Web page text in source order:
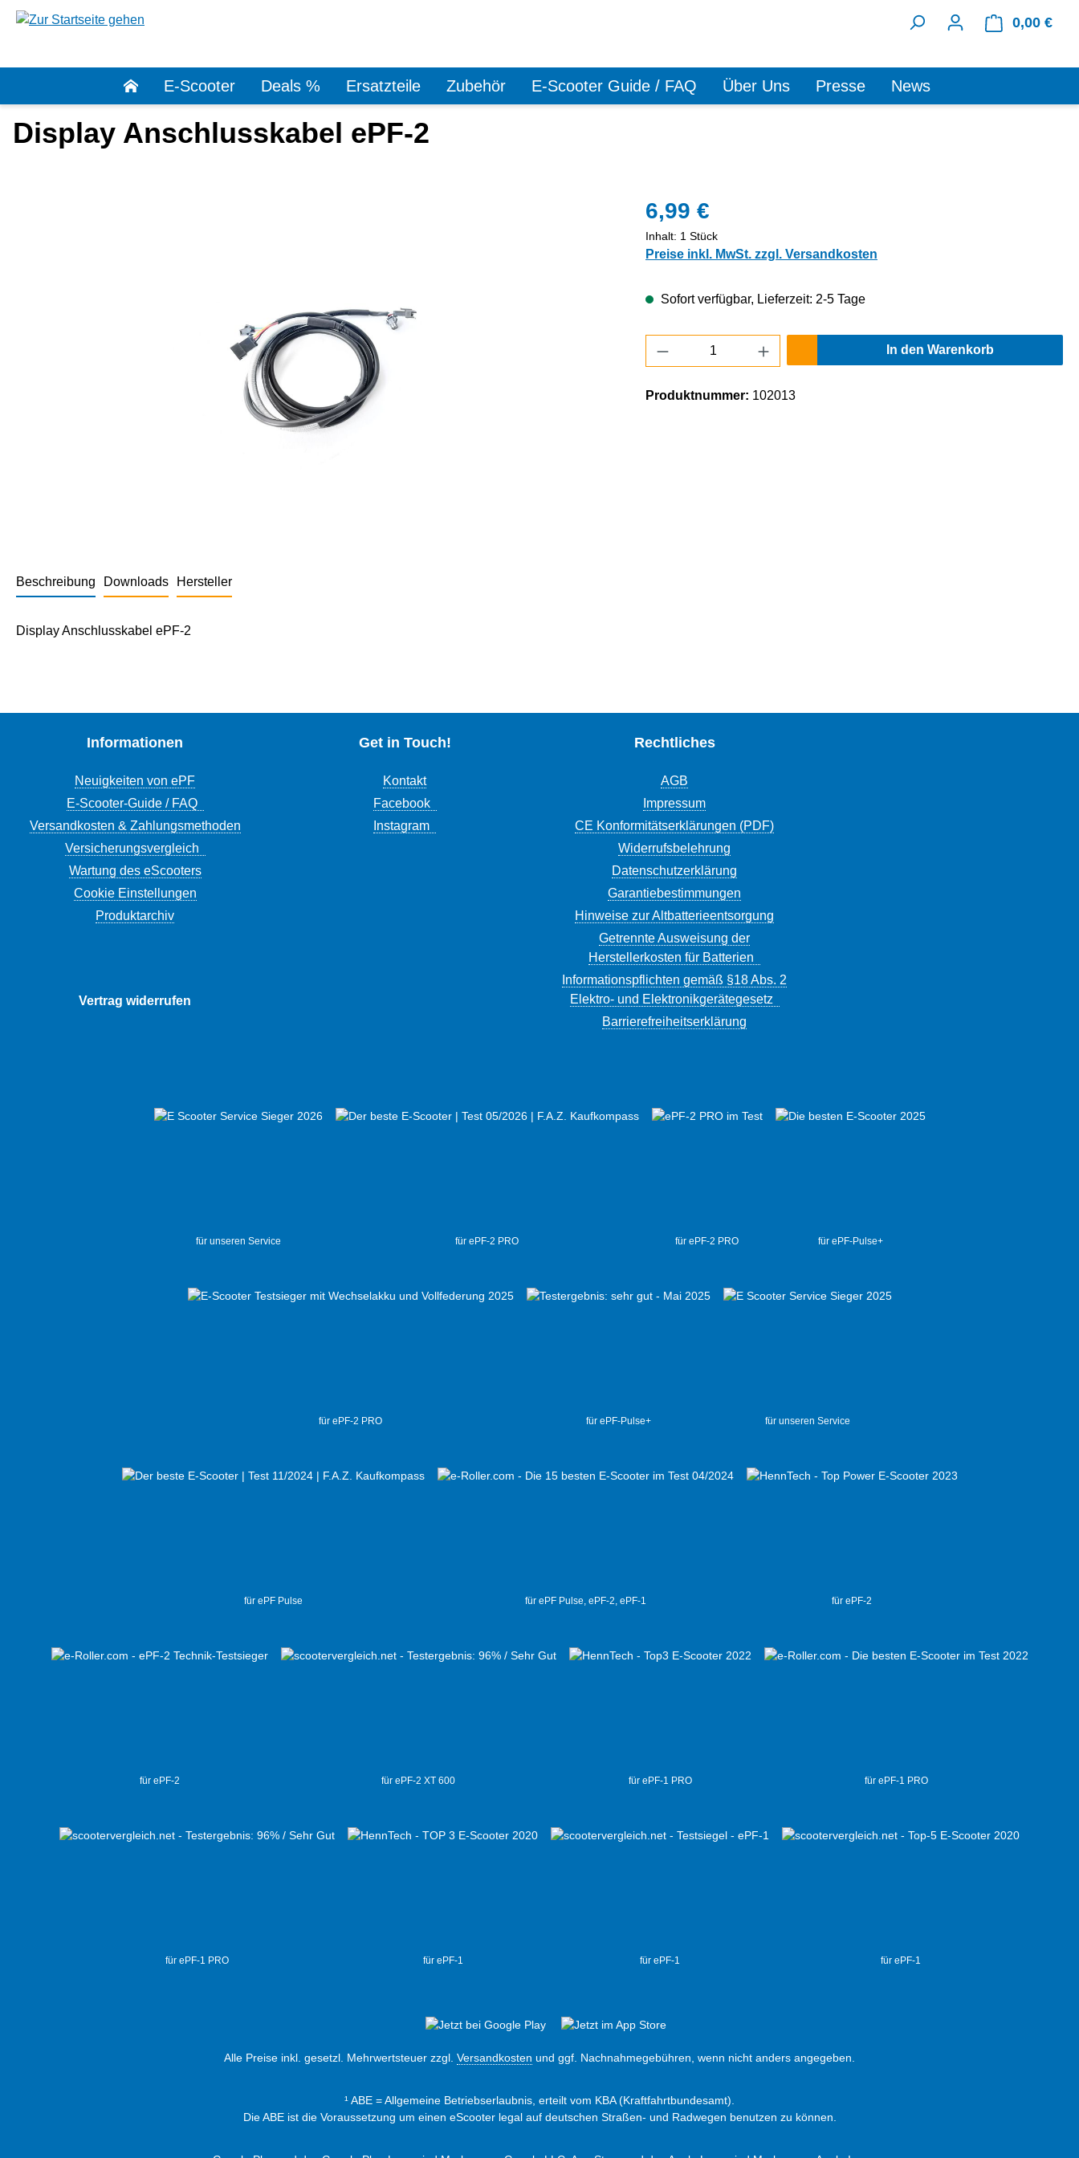
Zur Hauptnavigation springen 0,00 €
E-Scooter Deals % Ersatzteile Zubehör E-Scooter Guide / FAQ Über Uns Presse News
Display Anschlusskabel ePF-2
6,99 €
Inhalt: 1 Stück
Preise inkl. MwSt. zzgl. Versandkosten
Sofort verfügbar, Lieferzeit: 2-5 Tage
Produkt Anzahl: Gib den gewünschten Wert ein
In den Warenkorb
Produktnummer: 102013
Beschreibung Downloads Hersteller
Display Anschlusskabel ePF-2
Informationen
Neuigkeiten von ePF
E-Scooter-Guide / FAQ
Versandkosten & Zahlungsmethoden
Versicherungsvergleich
Wartung des eScooters
Cookie Einstellungen
Produktarchiv
Vertrag widerrufen
Get in Touch!
Kontakt
Facebook
Instagram
Rechtliches
AGB
Impressum
CE Konformitätserklärungen (PDF)
Widerrufsbelehrung
Datenschutzerklärung
Garantiebestimmungen
Hinweise zur Altbatterieentsorgung
Getrennte Ausweisung der
Herstellerkosten für Batterien
Informationspflichten gemäß §18 Abs. 2
Elektro- und Elektronikgerätegesetz
Barrierefreiheitserklärung
für unseren Service für ePF-2 PRO für ePF-2 PRO für ePF-Pulse+
für ePF-2 PRO für ePF-Pulse+ für unseren Service
für ePF Pulse für ePF Pulse, ePF-2, ePF-1 für ePF-2
für ePF-2 für ePF-2 XT 600 für ePF-1 PRO für ePF-1 PRO
für ePF-1 PRO für ePF-1 für ePF-1 für ePF-1
Alle Preise inkl. gesetzl. Mehrwertsteuer zzgl. Versandkosten und ggf. Nachnahmegebühren, wenn nicht anders angegeben.
¹ ABE = Allgemeine Betriebserlaubnis, erteilt vom KBA (Kraftfahrtbundesamt).
Die ABE ist die Voraussetzung um einen eScooter legal auf deutschen Straßen- und Radwegen benutzen zu können.